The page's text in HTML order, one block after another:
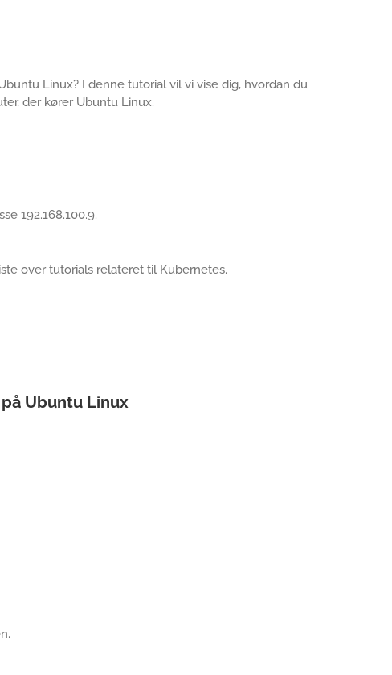
Linux? I denne tutorial vil vi vise dig, hvordan du
der kører Ubuntu Linux.
192.168.100.9.
over tutorials relateret til Kubernetes.
Ubuntu Linux